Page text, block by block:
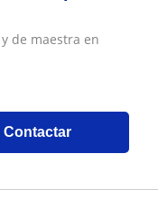
de maestra en
Contactar